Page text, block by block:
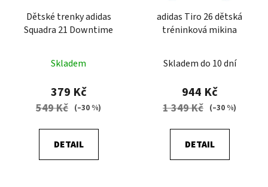
Dětské trenky adidas
Squadra 21 Downtime
Skladem
379 Kč
549 Kč (–30 %)
DETAIL
adidas Tiro 26 dětská
tréninková mikina
Skladem do 10 dní
944 Kč
1 349 Kč (–30 %)
DETAIL